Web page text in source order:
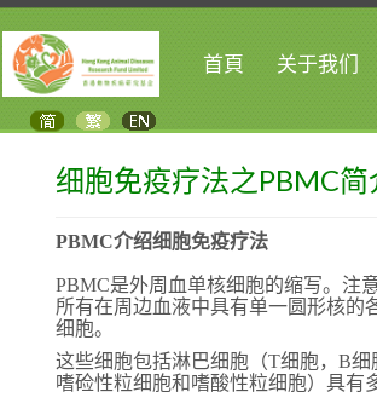
首頁 关于我们
细胞免疫疗法之PBMC简
PBMC介绍细胞免疫疗法
PBMC是外周血单核细胞的缩写。注
所有在周边血液中具有单一圆形核的
细胞。
这些细胞包括淋巴细胞（T细胞，B
嗜硷性粒细胞和嗜酸性粒细胞）具有